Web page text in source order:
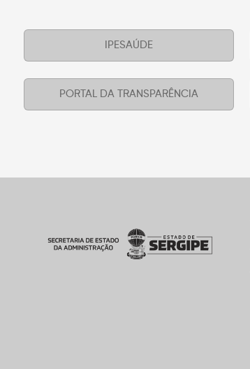
IPESAÚDE
PORTAL DA TRANSPARÊNCIA